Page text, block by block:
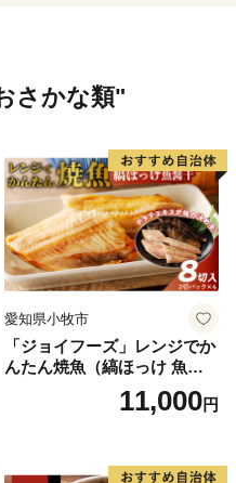
さかな類"
愛知県小牧市
「ジョイフーズ」レンジでか
んたん焼魚（縞ほっけ 魚醤
11,000円